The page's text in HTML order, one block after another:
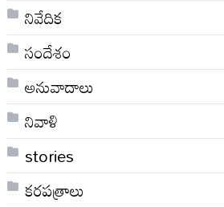
నివేదిక
సందేశం
అనువాదాలు
నివాళి
stories
కరపత్రాలు